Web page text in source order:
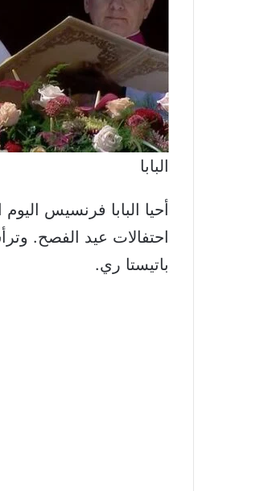
البابا
احتفالات عيد الفصح.
باتيستا ري.